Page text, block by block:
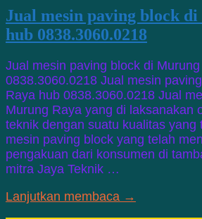
Jual mesin paving block
hub 0838.3060.0218
Jual mesin paving block di Murung
0838.3060.0218 Jual mesin
Raya hub 0838.3060.0218 Jual
Murung Raya yang di laksanakan
teknik dengan suatu kualitas yang
mesin paving block yang telah
pengakuan dari konsumen di
mitra Jaya Teknik …
Lanjutkan membaca →